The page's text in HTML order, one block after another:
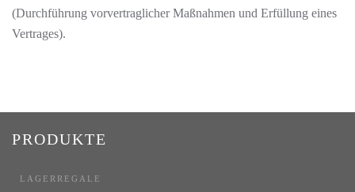
(Durchführung vorvertraglicher Maßnahmen und Erfüllung eines
Vertrages).
PRODUKTE
LAGERREGALE